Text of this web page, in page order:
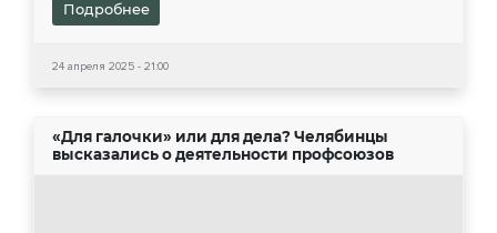
Подробнее
24 апреля 2025 - 21:00
«Для галочки» или для дела? Челябинцы
высказались о деятельности профсоюзов